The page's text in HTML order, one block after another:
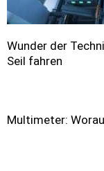
Wunder der
Seil fahren
Multimeter: